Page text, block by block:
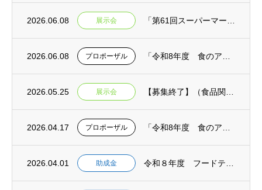
2026.06.08 展示会
2026.06.08 プロポーザル
2026.05.25 展示会
2026.04.17 プロポーザル
2026.04.01 助成金